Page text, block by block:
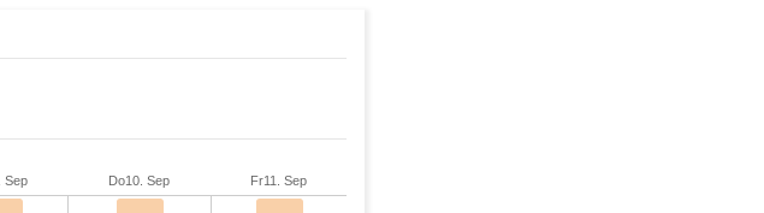
Sep Do10. Sep Fr11. Sep